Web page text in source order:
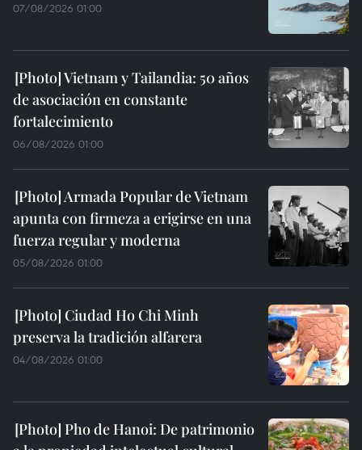
07/08/2026 01:00
Vietnam y Tailandia: 50 años
de asociación en constante
fortalecimiento
06/08/2026 01:00
Armada Popular de Vietnam
apunta con firmeza a erigirse en una
fuerza regular y moderna
05/08/2026 01:00
Ciudad Ho Chi Minh
preserva la tradición alfarera
04/08/2026 01:00
Pho de Hanoi: De patrimonio